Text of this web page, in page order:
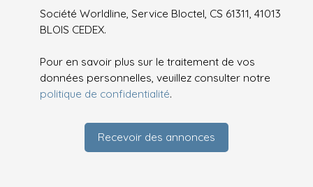
Société Worldline, Service Bloctel, CS 61311, 41013
BLOIS CEDEX.
Pour en savoir plus sur le traitement de vos
données personnelles, veuillez consulter notre
politique de confidentialité.
Recevoir des annonces